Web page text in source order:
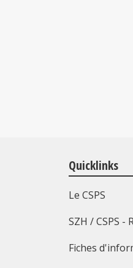
Quicklinks
Le CSPS
SZH / CSPS -
Fiches